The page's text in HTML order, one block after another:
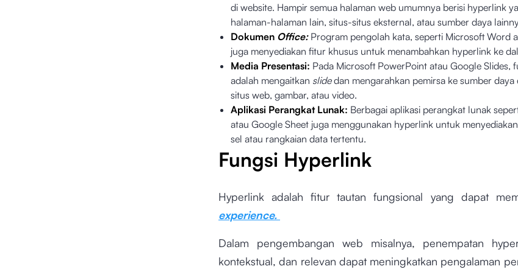
di website. Hampir semua halaman web umumnya berisi hyperlink
halaman-halaman lain, situs-situs eksternal, atau sumber daya
Dokumen Office: Program pengolah kata, seperti Microsoft Word
juga menyediakan fitur khusus untuk menambahkan hyperlink ke
Media Presentasi: Pada Microsoft PowerPoint atau Google Slides,
adalah mengaitkan slidedan mengarahkan pemirsa ke sumber
situs web, gambar, atau video.
Aplikasi Perangkat Lunak: Berbagai aplikasi perangkat lunak
atau Google Sheet juga menggunakan hyperlink untuk
sel atau rangkaian data tertentu.
Fungsi Hyperlink
Hyperlink adalah fitur tautan fungsional yang dapat
experience.
Dalam pengembangan web misalnya, penempatan
kontekstual, dan relevan dapat meningkatkan pengalaman